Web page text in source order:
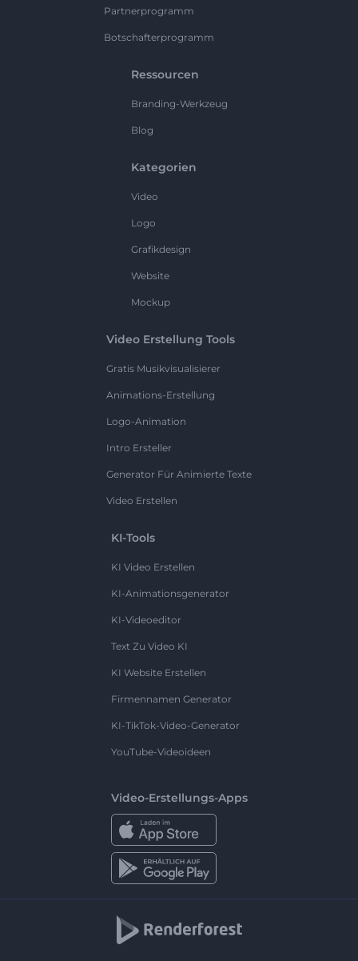
Partnerprogramm
Botschafterprogramm
Ressourcen
Branding-Werkzeug
Blog
Kategorien
Video
Logo
Grafikdesign
Website
Mockup
Video Erstellung Tools
Gratis Musikvisualisierer
Animations-Erstellung
Logo-Animation
Intro Ersteller
Generator Für Animierte Texte
Video Erstellen
KI-Tools
KI Video Erstellen
KI-Animationsgenerator
KI-Videoeditor
Text Zu Video KI
KI Website Erstellen
Firmennamen Generator
KI-TikTok-Video-Generator
YouTube-Videoideen
Video-Erstellungs-Apps